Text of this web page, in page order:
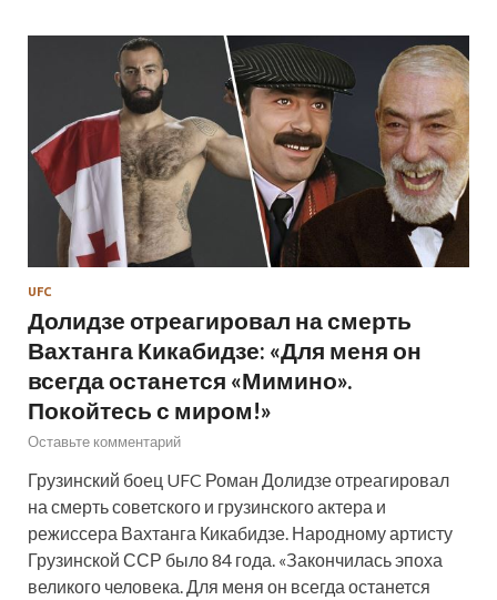
UFC
Долидзе отреагировал на смерть
Вахтанга Кикабидзе: «Для меня он
всегда останется «Мимино».
Покойтесь с миром!»
Оставьте комментарий
Грузинский боец UFC Роман Долидзе отреагировал
на смерть советского и грузинского актера и
режиссера Вахтанга Кикабидзе. Народному артисту
Грузинской ССР было 84 года. «Закончилась эпоха
великого человека. Для меня он всегда останется